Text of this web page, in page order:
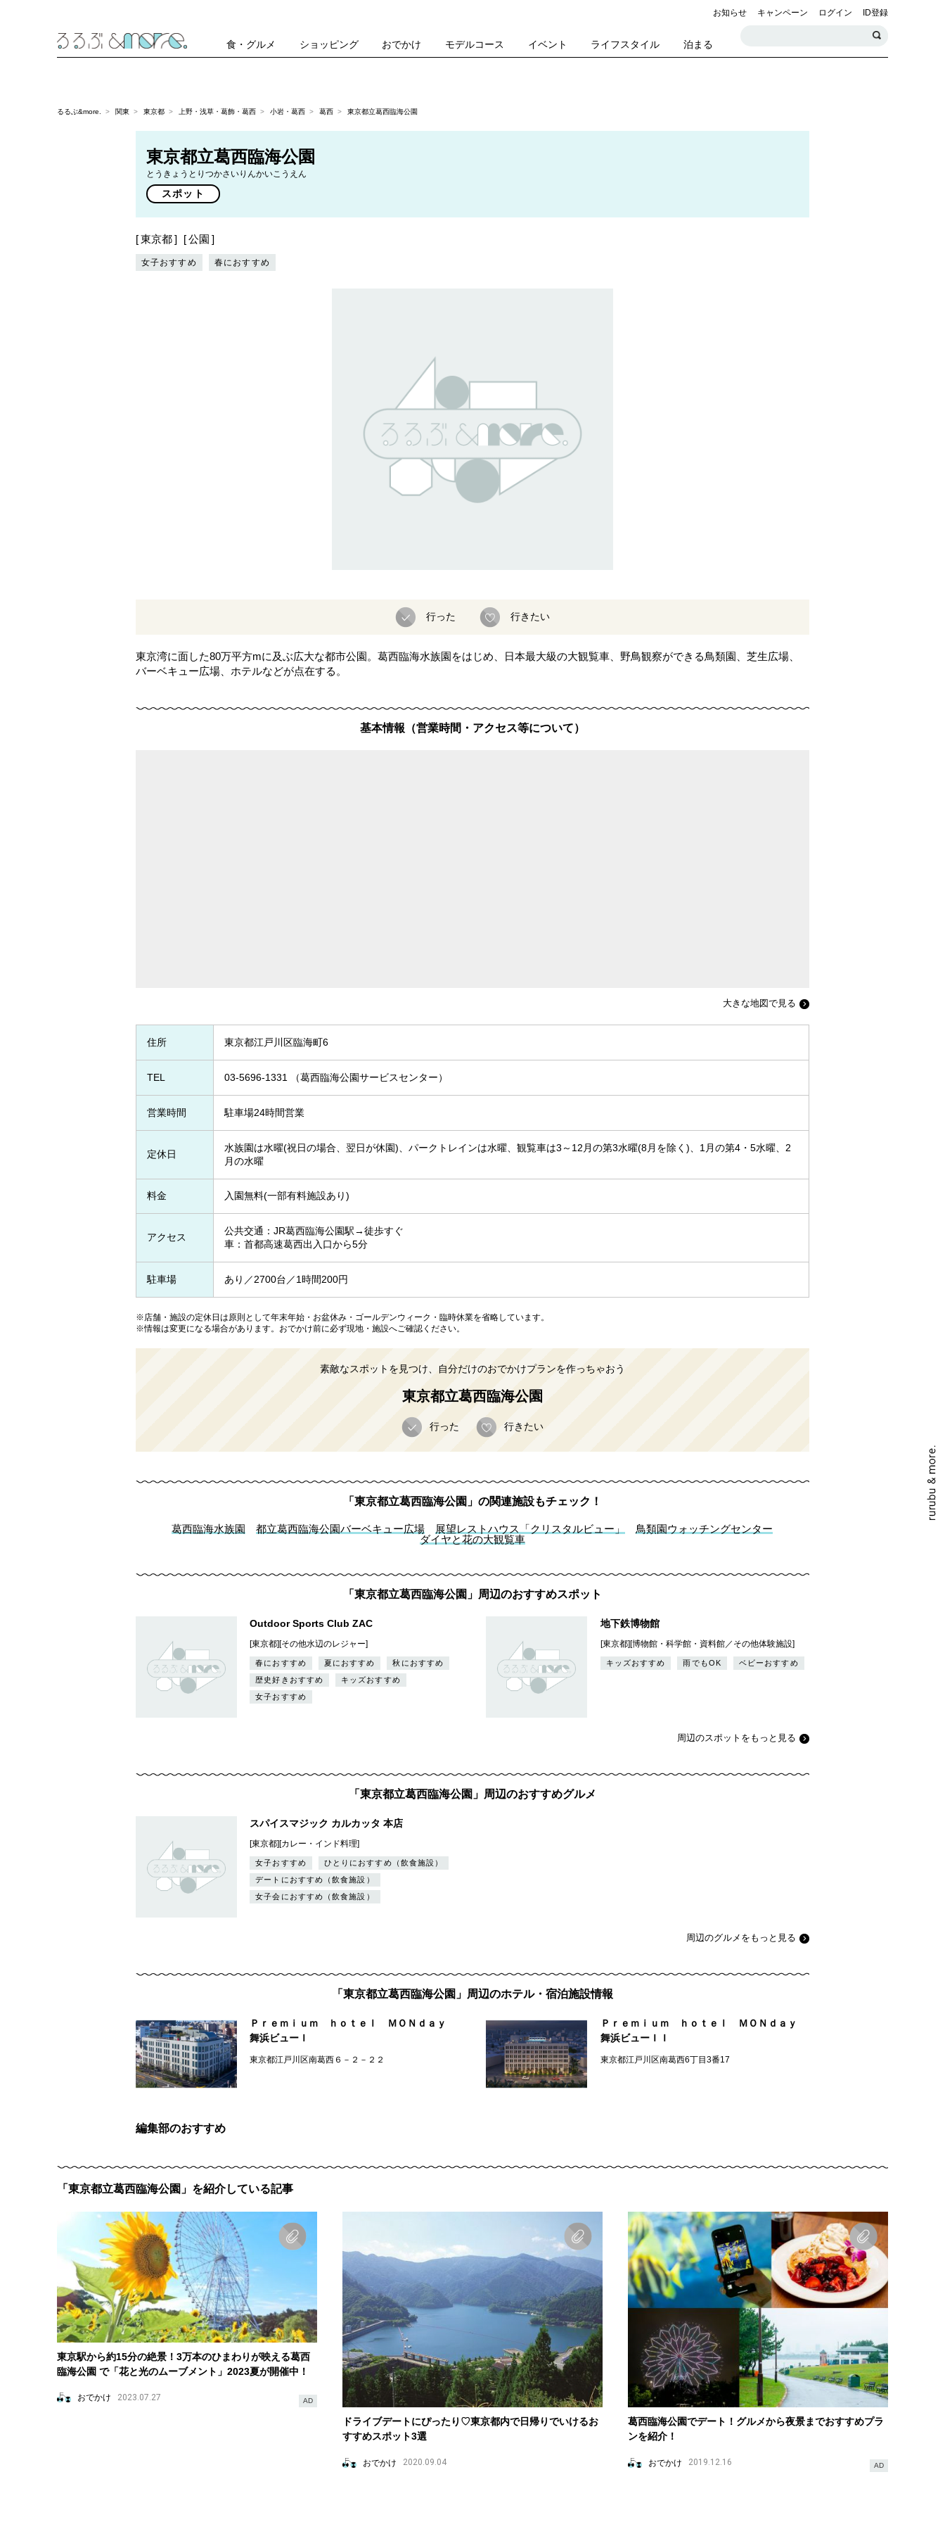
お知らせ キャンペーン ログイン ID登録
食・グルメ ショッピング おでかけ モデルコース イベント ライフスタイル 泊まる
るるぶ&more. 関東 東京都 上野・浅草・葛飾・葛西 小岩・葛西 葛西 東京都立葛西臨海公園
東京都立葛西臨海公園
とうきょうとりつかさいりんかいこうえん
スポット
東京都 公園
女子おすすめ 春におすすめ
行った 行きたい
東京湾に面した80万平方mに及ぶ広大な都市公園。葛西臨海水族園をはじめ、日本最大級の大観覧車、野鳥観察ができる鳥類園、芝生広場、
バーベキュー広場、ホテルなどが点在する。
基本情報（営業時間・アクセス等について）
大きな地図で見る
住所 東京都江戸川区臨海町6
TEL 03-5696-1331 （葛西臨海公園サービスセンター）
営業時間 駐車場24時間営業
定休日
水族園は水曜(祝日の場合、翌日が休園)、パークトレインは水曜、観覧車は3～12月の第3水曜(8月を除く)、1月の第4・5水曜、2
月の水曜
料金 入園無料(一部有料施設あり)
アクセス
公共交通：JR葛西臨海公園駅→徒歩すぐ
車：首都高速葛西出入口から5分
駐車場 あり／2700台／1時間200円
※店舗・施設の定休日は原則として年末年始・お盆休み・ゴールデンウィーク・臨時休業を省略しています。
※情報は変更になる場合があります。おでかけ前に必ず現地・施設へご確認ください。
素敵なスポットを見つけ、自分だけのおでかけプランを作っちゃおう
東京都立葛西臨海公園
行った 行きたい
「東京都立葛西臨海公園」の関連施設もチェック！
葛西臨海水族園 都立葛西臨海公園バーベキュー広場 展望レストハウス「クリスタルビュー」
鳥類園ウォッチングセンター
ダイヤと花の大観覧車
「東京都立葛西臨海公園」周辺のおすすめスポット
Outdoor Sports Club ZAC
[東京都][その他水辺のレジャー]
春におすすめ 夏におすすめ
秋におすすめ
歴史好きおすすめ
キッズおすすめ
女子おすすめ
地下鉄博物館
[東京都][博物館・科学館・資料館／その他体験施設]
キッズおすすめ 雨でもOK ベビーおすすめ
周辺のスポットをもっと見る
「東京都立葛西臨海公園」周辺のおすすめグルメ
スパイスマジック カルカッタ 本店
[東京都][カレー・インド料理]
女子おすすめ
ひとりにおすすめ（飲食施設）
デートにおすすめ（飲食施設）
女子会におすすめ（飲食施設）
周辺のグルメをもっと見る
「東京都立葛西臨海公園」周辺のホテル・宿泊施設情報
Ｐｒｅｍｉｕｍ ｈｏｔｅｌ ＭＯＮｄａｙ
舞浜ビューＩ
東京都江戸川区南葛西６－２－２２
Ｐｒｅｍｉｕｍ ｈｏｔｅｌ ＭＯＮｄａｙ
舞浜ビューＩＩ
東京都江戸川区南葛西6丁目3番17
編集部のおすすめ
「東京都立葛西臨海公園」を紹介している記事
東京駅から約15分の絶景！3万本のひまわりが映える葛西
臨海公園 で「花と光のムーブメント」2023夏が開催中！
AD
おでかけ 2023.07.27
ドライブデートにぴったり♡東京都内で日帰りでいけるお
すすめスポット3選
おでかけ 2020.09.04
葛西臨海公園でデート！グルメから夜景までおすすめプラ
ンを紹介！
AD
おでかけ 2019.12.16